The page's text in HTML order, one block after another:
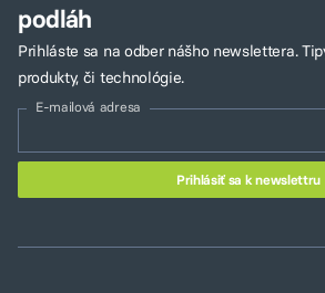
podláh
Prihláste sa na odber nášho newslettera.
produkty, či technológie.
E-mailová adresa